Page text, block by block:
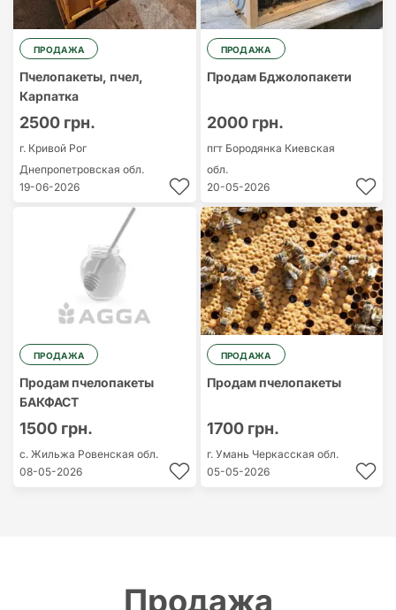
ПРОДАЖА
Пчелопакеты, пчел,
Карпатка
2500 грн.
г. Кривой Рог
Днепропетровская обл.
19-06-2026
ПРОДАЖА
Продам Бджолопакети
2000 грн.
пгт Бородянка Киевская
обл.
20-05-2026
ПРОДАЖА
Продам пчелопакеты
БАКФАСТ
1500 грн.
с. Жильжа Ровенская обл.
08-05-2026
ПРОДАЖА
Продам пчелопакеты
1700 грн.
г. Умань Черкасская обл.
05-05-2026
Продажа